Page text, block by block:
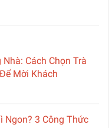
Cách Chọn Trà
Mời Khách
Ngon? 3 Công Thức